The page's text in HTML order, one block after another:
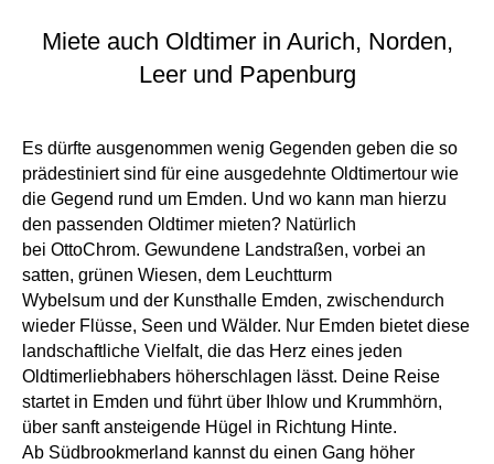
Miete auch Oldtimer in Aurich, Norden,
Leer und Papenburg
Es dürfte ausgenommen wenig Gegenden geben die so
prädestiniert sind für eine ausgedehnte Oldtimertour wie
die Gegend rund um Emden. Und wo kann man hierzu
den passenden Oldtimer mieten? Natürlich
bei OttoChrom. Gewundene Landstraßen, vorbei an
satten, grünen Wiesen, dem Leuchtturm
Wybelsum und der Kunsthalle Emden, zwischendurch
wieder Flüsse, Seen und Wälder. Nur Emden bietet diese
landschaftliche Vielfalt, die das Herz eines jeden
Oldtimerliebhabers höherschlagen lässt. Deine Reise
startet in Emden und führt über Ihlow und Krummhörn,
über sanft ansteigende Hügel in Richtung Hinte.
Ab Südbrookmerland kannst du einen Gang höher